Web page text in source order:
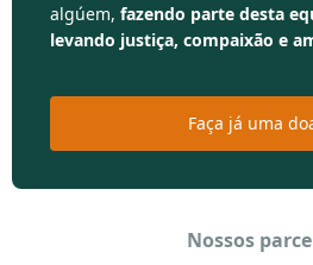
algúem, fazendo parte desta
levando justiça, compaixão e
Faça já uma
Nossos